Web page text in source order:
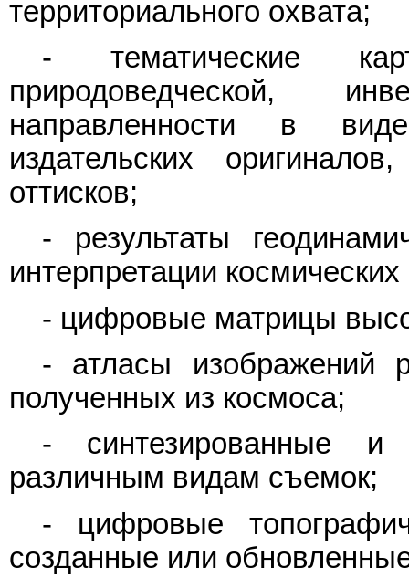
территориального охвата;
- тематические
природоведческой,
направленности в виде
издательских
оттисков;
- результаты
интерпретации
- цифровые матрицы
- атласы изображений
полученных из космоса;
- синтезированные и
различным видам съемок;
- цифровые
созданные или